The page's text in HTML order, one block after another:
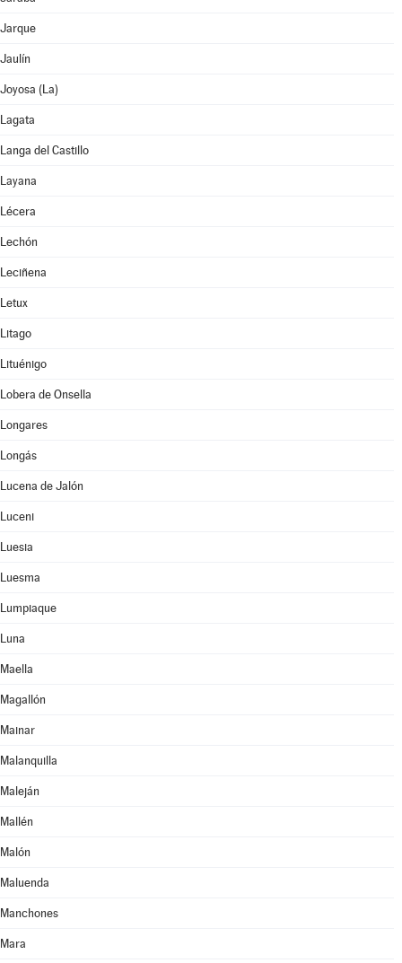
Jarque
Jaulín
Joyosa (La)
Lagata
Langa del Castillo
Layana
Lécera
Lechón
Leciñena
Letux
Litago
Lituénigo
Lobera de Onsella
Longares
Longás
Lucena de Jalón
Luceni
Luesia
Luesma
Lumpiaque
Luna
Maella
Magallón
Mainar
Malanquilla
Maleján
Mallén
Malón
Maluenda
Manchones
Mara